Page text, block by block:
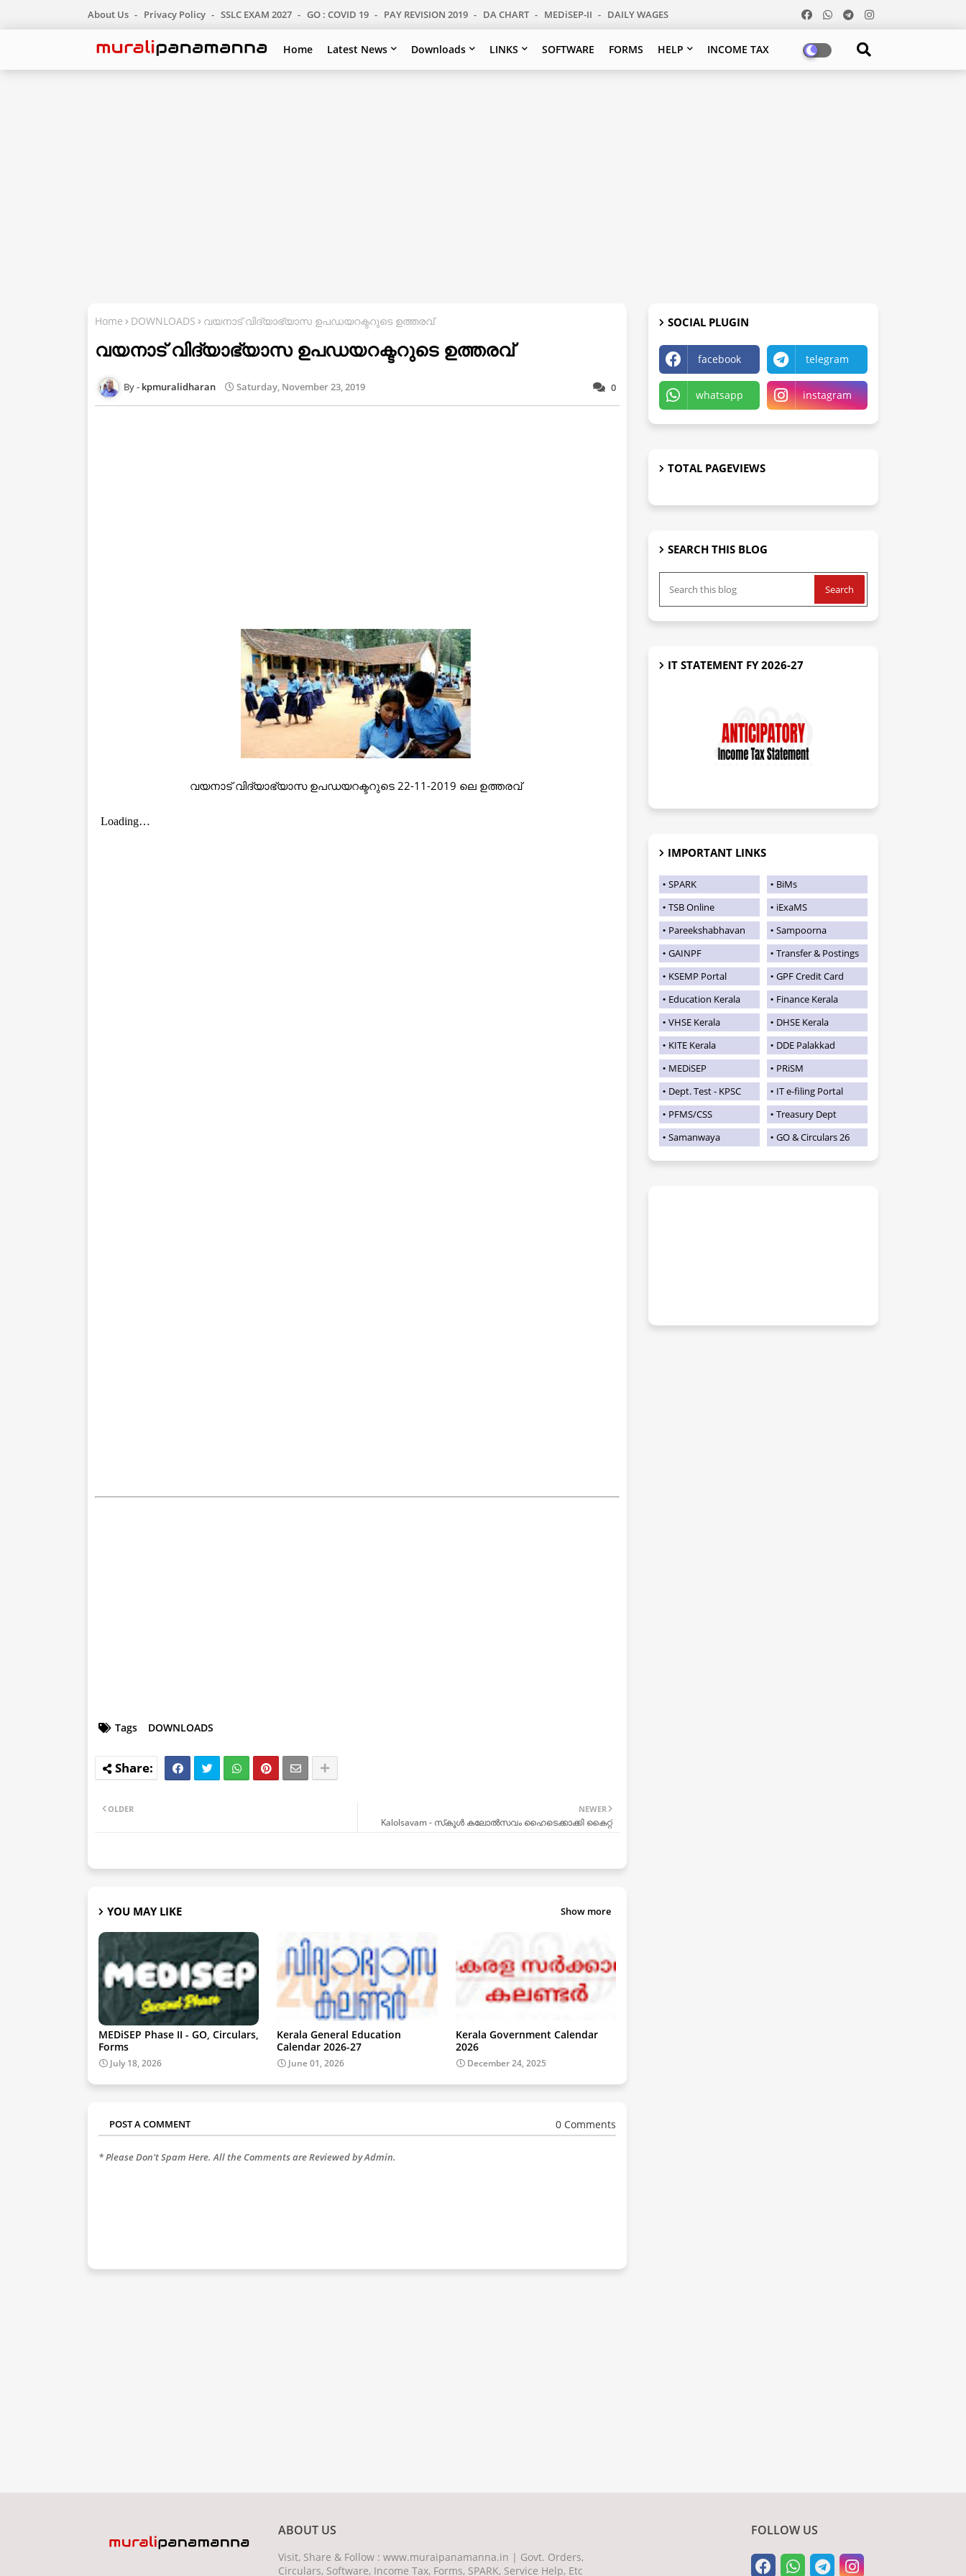
About Us Privacy Policy SSLC EXAM 2027 GO : COVID 19 PAY REVISION 2019 DA CHART MEDiSEP-II DAILY WAGES
Home Latest News Downloads LINKS SOFTWARE FORMS HELP INCOME TAX
Home DOWNLOADS വയനാട് വിദ്യാഭ്യാസ ഉപഡയറക്ടറുടെ ഉത്തരവ്
വയനാട് വിദ്യാഭ്യാസ ഉപഡയറക്ടറുടെ ഉത്തരവ്
0
kpmuralidharan Saturday, November 23, 2019
വയനാട് വിദ്യാഭ്യാസ ഉപഡയറക്ടറുടെ 22-11-2019 ലെ ഉത്തരവ്
Tags DOWNLOADS
NEWER
Kalolsavam - സ്‌കൂൾ കലോൽസവം ഹൈടെക്കാക്കി കൈറ്റ്
OLDER
YOU MAY LIKE Show more
MEDiSEP Phase II - GO, Circulars,
Forms
July 18, 2026
Kerala General Education
Calendar 2026-27
June 01, 2026
Kerala Government Calendar
2026
December 24, 2025
POST A COMMENT 0 Comments
* Please Don't Spam Here. All the Comments are Reviewed by Admin.
SOCIAL PLUGIN
facebook telegram
whatsapp instagram
TOTAL PAGEVIEWS
SEARCH THIS BLOG
IT STATEMENT FY 2026-27
IMPORTANT LINKS
SPARK
BiMs
TSB Online
iExaMS
Pareekshabhavan
Sampoorna
GAINPF
Transfer & Postings
KSEMP Portal
GPF Credit Card
Education Kerala
Finance Kerala
VHSE Kerala
DHSE Kerala
KITE Kerala
DDE Palakkad
MEDiSEP
PRiSM
Dept. Test - KPSC
IT e-filing Portal
PFMS/CSS
Treasury Dept
Samanwaya
GO & Circulars 26
ABOUT US
Visit, Share & Follow : www.muraipanamanna.in | Govt. Orders,
Circulars, Software, Income Tax, Forms, SPARK, Service Help, Etc
FOLLOW US